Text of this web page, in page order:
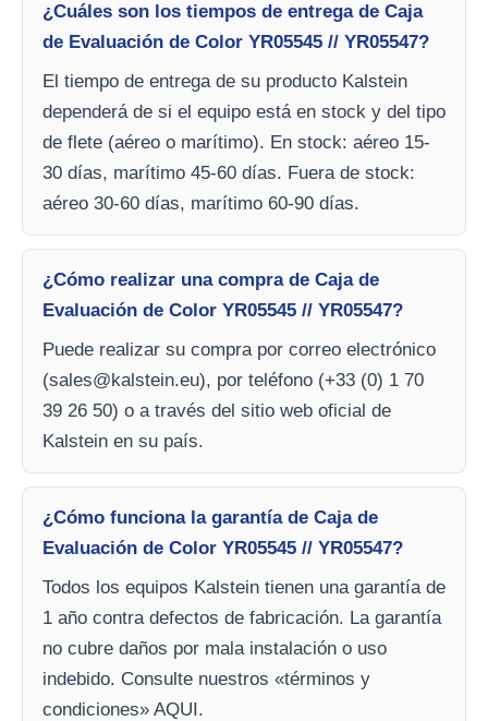
¿Cuáles son los tiempos de entrega de Caja
de Evaluación de Color YR05545 // YR05547?
El tiempo de entrega de su producto Kalstein
dependerá de si el equipo está en stock y del tipo
de flete (aéreo o marítimo). En stock: aéreo 15-
30 días, marítimo 45-60 días. Fuera de stock:
aéreo 30-60 días, marítimo 60-90 días.
¿Cómo realizar una compra de Caja de
Evaluación de Color YR05545 // YR05547?
Puede realizar su compra por correo electrónico
(sales@kalstein.eu), por teléfono (+33 (0) 1 70
39 26 50) o a través del sitio web oficial de
Kalstein en su país.
¿Cómo funciona la garantía de Caja de
Evaluación de Color YR05545 // YR05547?
Todos los equipos Kalstein tienen una garantía de
1 año contra defectos de fabricación. La garantía
no cubre daños por mala instalación o uso
indebido. Consulte nuestros «términos y
condiciones» AQUI.